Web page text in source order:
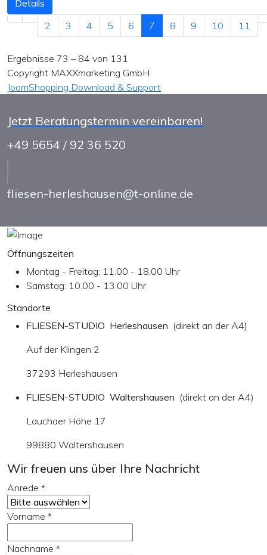
Details
2
3 4 5 6 7 8 9 10 11
Ergebnisse 73 – 84 von 131
Copyright MAXXmarketing GmbH
JoomShopping Download & Support
Jetzt Beratungstermin vereinbaren!
+49 5654 / 92 36 520
fliesen-herleshausen@t-online.de
Öffnungszeiten
Montag - Freitag: 11.00 - 18.00 Uhr
Samstag: 10.00 - 13.00 Uhr
Standorte
FLIESEN-STUDIO Herleshausen (direkt an der A4)
Auf der Klingen 2
37293 Herleshausen
FLIESEN-STUDIO Waltershausen (direkt an der A4)
Lauchaer Höhe 17
99880 Waltershausen
Wir freuen uns über Ihre Nachricht
Anrede *
Vorname *
Nachname *